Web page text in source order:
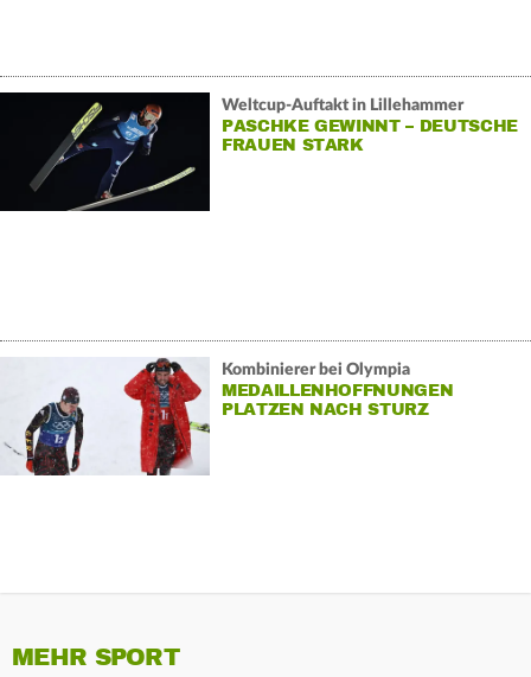
Weltcup-Auftakt in Lillehammer
PASCHKE GEWINNT – DEUTSCHE
FRAUEN STARK
Kombinierer bei Olympia
MEDAILLENHOFFNUNGEN
PLATZEN NACH STURZ
MEHR SPORT